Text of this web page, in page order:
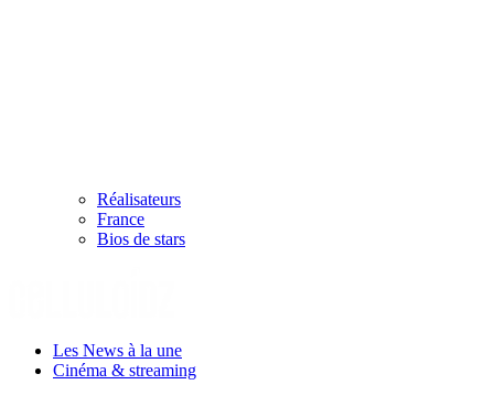
Réalisateurs
France
Bios de stars
Les News à la une
Cinéma & streaming